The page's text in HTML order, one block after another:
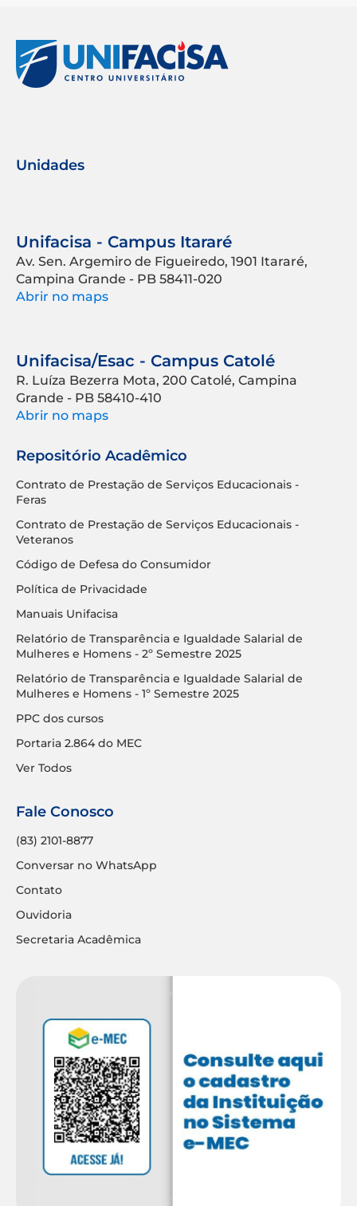
Unidades
Unifacisa - Campus Itararé
Av. Sen. Argemiro de Figueiredo, 1901 Itararé,
Campina Grande - PB 58411-020
Abrir no maps
Unifacisa/Esac - Campus Catolé
R. Luíza Bezerra Mota, 200 Catolé, Campina
Grande - PB 58410-410
Abrir no maps
Repositório Acadêmico
Contrato de Prestação de Serviços Educacionais -
Feras
Contrato de Prestação de Serviços Educacionais -
Veteranos
Código de Defesa do Consumidor
Política de Privacidade
Manuais Unifacisa
Relatório de Transparência e Igualdade Salarial de
Mulheres e Homens - 2º Semestre 2025
Relatório de Transparência e Igualdade Salarial de
Mulheres e Homens - 1º Semestre 2025
PPC dos cursos
Portaria 2.864 do MEC
Ver Todos
Fale Conosco
(83) 2101-8877
Conversar no WhatsApp
Contato
Ouvidoria
Secretaria Acadêmica